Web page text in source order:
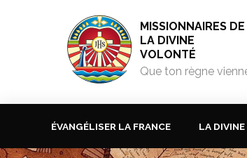
MISSIONNAIRES DE
LA DIVINE
VOLONTÉ
Que ton règne
ÉVANGÉLISER LA FRANCE LA